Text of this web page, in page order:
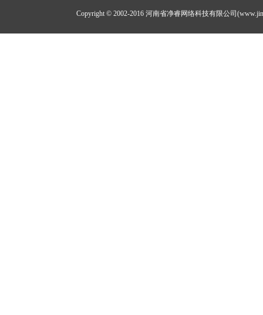
Copyright © 2002-2016 河南省净睿网络科技有限公司